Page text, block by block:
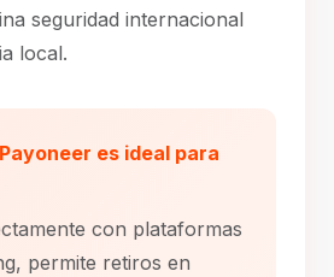
seguridad internacional
local.
es ideal para
con plataformas
permite retiros en